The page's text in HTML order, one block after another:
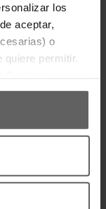
los
aceptar,
o
quiere permitir.
y